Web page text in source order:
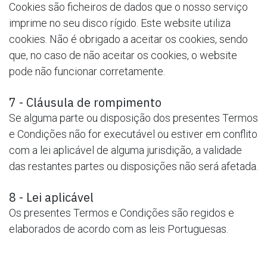
Cookies são ficheiros de dados que o nosso serviço
imprime no seu disco rígido. Este website utiliza
cookies. Não é obrigado a aceitar os cookies, sendo
que, no caso de não aceitar os cookies, o website
pode não funcionar corretamente.
7 - Cláusula de rompimento
Se alguma parte ou disposição dos presentes Termos
e Condições não for executável ou estiver em conflito
com a lei aplicável de alguma jurisdição, a validade
das restantes partes ou disposições não será afetada.
8 - Lei aplicável
Os presentes Termos e Condições são regidos e
elaborados de acordo com as leis Portuguesas.